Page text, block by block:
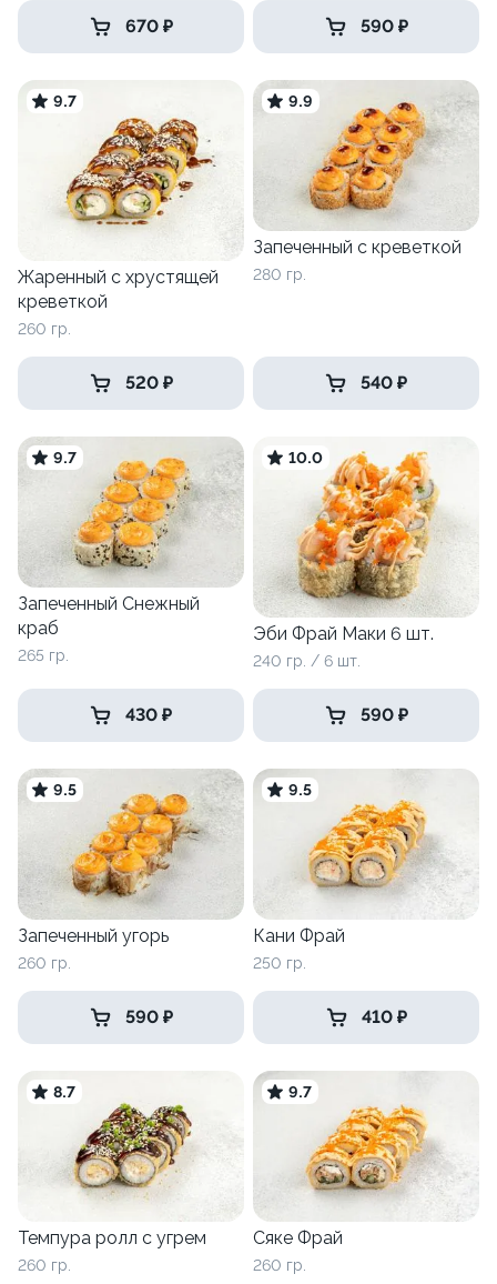
670 ₽ 590 ₽
9.7
Жаренный с хрустящей
креветкой
260 гр.
520 ₽
9.9
Запеченный с креветкой
280 гр.
540 ₽
9.7
Запеченный Снежный
краб
265 гр.
430 ₽
10.0
Эби Фрай Маки 6 шт.
240 гр. / 6 шт.
590 ₽
9.5
Запеченный угорь
260 гр.
590 ₽
9.5
Кани Фрай
250 гр.
410 ₽
8.7
Темпура ролл с угрем
260 гр.
9.7
Сяке Фрай
260 гр.